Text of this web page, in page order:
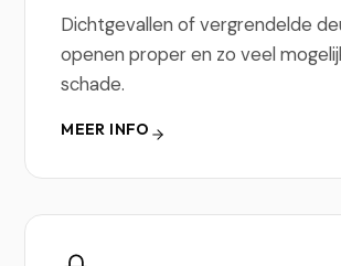
Dichtgevallen of vergrendelde
openen proper en zo veel
schade.
MEER INFO